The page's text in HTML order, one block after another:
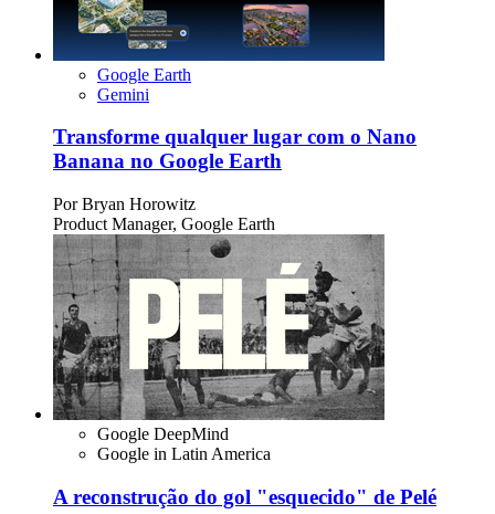
Google Earth
Gemini
Transforme qualquer lugar com o Nano
Banana no Google Earth
Por Bryan Horowitz
Product Manager, Google Earth
Google DeepMind
Google in Latin America
A reconstrução do gol "esquecido" de Pelé